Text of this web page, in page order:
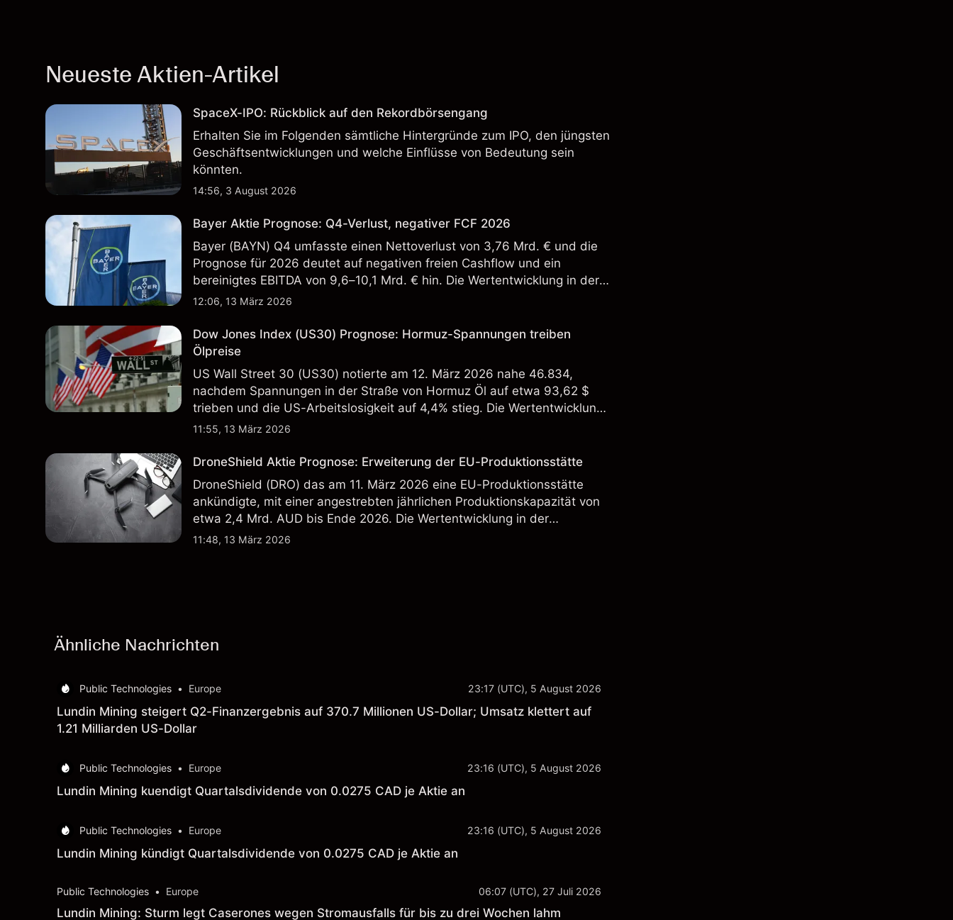
Neueste Aktien-Artikel
SpaceX-IPO: Rückblick auf den Rekordbörsengang
Erhalten Sie im Folgenden sämtliche Hintergründe zum IPO, den jüngsten
Geschäftsentwicklungen und welche Einflüsse von Bedeutung sein
könnten.
14:56, 3 August 2026
Bayer Aktie Prognose: Q4-Verlust, negativer FCF 2026
Bayer (BAYN) Q4 umfasste einen Nettoverlust von 3,76 Mrd. € und die
Prognose für 2026 deutet auf negativen freien Cashflow und ein
bereinigtes EBITDA von 9,6–10,1 Mrd. € hin. Die Wertentwicklung in der
Vergangenheit ist kein verlässlicher Indikator für zukünftige Ergebnisse.
12:06, 13 März 2026
Dow Jones Index (US30) Prognose: Hormuz-Spannungen treiben
Ölpreise
US Wall Street 30 (US30) notierte am 12. März 2026 nahe 46.834,
nachdem Spannungen in der Straße von Hormuz Öl auf etwa 93,62 $
trieben und die US-Arbeitslosigkeit auf 4,4% stieg. Die Wertentwicklung
in der Vergangenheit ist kein verlässlicher Indikator für zukünftige
11:55, 13 März 2026
DroneShield Aktie Prognose: Erweiterung der EU-Produktionsstätte
DroneShield (DRO) das am 11. März 2026 eine EU-Produktionsstätte
ankündigte, mit einer angestrebten jährlichen Produktionskapazität von
etwa 2,4 Mrd. AUD bis Ende 2026. Die Wertentwicklung in der
Vergangenheit ist kein verlässlicher Indikator für zukünftige Ergebnisse.
11:48, 13 März 2026
Ähnliche Nachrichten
Public Technologies • Europe 23:17 (UTC), 5 August 2026
Lundin Mining steigert Q2-Finanzergebnis auf 370.7 Millionen US-Dollar; Umsatz klettert auf
1.21 Milliarden US-Dollar
Public Technologies • Europe 23:16 (UTC), 5 August 2026
Lundin Mining kuendigt Quartalsdividende von 0.0275 CAD je Aktie an
Public Technologies • Europe 23:16 (UTC), 5 August 2026
Lundin Mining kündigt Quartalsdividende von 0.0275 CAD je Aktie an
Public Technologies • Europe 06:07 (UTC), 27 Juli 2026
Lundin Mining: Sturm legt Caserones wegen Stromausfalls für bis zu drei Wochen lahm